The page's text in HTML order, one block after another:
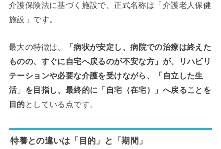
介護保険法に基づく施設で、正式名称は「介護老人保健
施設」です。
最大の特徴は、
「病状が安定し、病院での治療は終えた
ものの、すぐに自宅へ戻るのが不安な方」が、リハビリ
テーションや必要な介護を受けながら、「自立した生
活」を目指し、最終的に「自宅（在宅）」へ戻ることを
目的としている点です。
特養との違いは「目的」と「期間」